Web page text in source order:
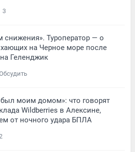
3
снижения». Туроператор — о
на Черное море после
Геленджик
был моим домом»: что говорят
Wildberries в Алексине,
от ночного удара БПЛА